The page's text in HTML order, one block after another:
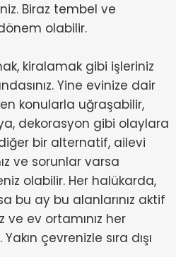
Biraz tembel ve
olabilir.
kiralamak gibi işleriniz
Yine evinize dair
konularla uğraşabilir,
dekorasyon gibi olaylara
bir alternatif, ailevi
ve sorunlar varsa
olabilir. Her halükarda,
bu ay bu alanlarınız aktif
ve ev ortamınız her
çevrenizle sıra dışı